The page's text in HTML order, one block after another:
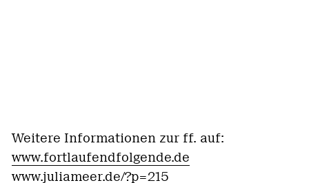
Weitere Informationen zur ff. auf:
www.fortlaufendfolgende.de
www.juliameer.de/?p=215